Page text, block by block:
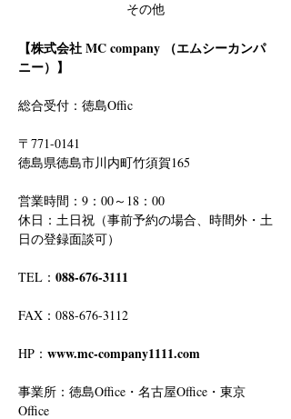
その他
【株式会社 MC company （エムシーカンパ
ニー）】
総合受付：徳島Offic
〒771-0141
徳島県徳島市川内町竹須賀165
営業時間：9：00～18：00
休日：土日祝（事前予約の場合、時間外・土
日の登録面談可）
TEL： 088-676-3111
FAX：088-676-3112
HP： www.mc-company1111.com
事業所：徳島Office・名古屋Office・東京
Office